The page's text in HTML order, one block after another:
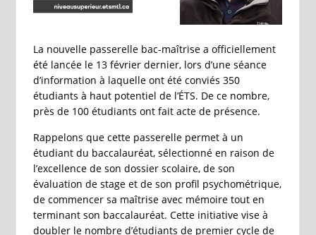
La nouvelle passerelle bac-maîtrise a officiellement
été lancée le 13 février dernier, lors d’une séance
d’information à laquelle ont été conviés 350
étudiants à haut potentiel de l’ÉTS. De ce nombre,
près de 100 étudiants ont fait acte de présence.
Rappelons que cette passerelle permet à un
étudiant du baccalauréat, sélectionné en raison de
l’excellence de son dossier scolaire, de son
évaluation de stage et de son profil psychométrique,
de commencer sa maîtrise avec mémoire tout en
terminant son baccalauréat. Cette initiative vise à
doubler le nombre d’étudiants de premier cycle de